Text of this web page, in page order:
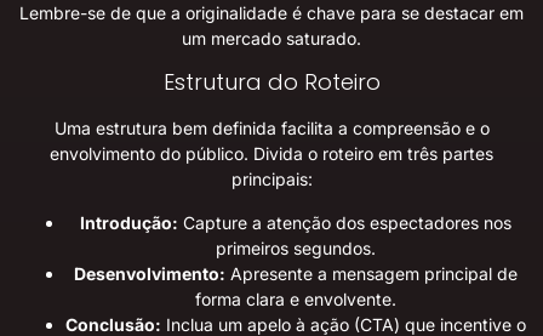
Lembre-se de que a originalidade é chave para se destacar em
um mercado saturado.
Estrutura do Roteiro
Uma estrutura bem definida facilita a compreensão e o
envolvimento do público. Divida o roteiro em três partes
principais:
Introdução: Capture a atenção dos espectadores nos
primeiros segundos.
Desenvolvimento: Apresente a mensagem principal de
forma clara e envolvente.
Conclusão: Inclua um apelo à ação (CTA) que incentive o